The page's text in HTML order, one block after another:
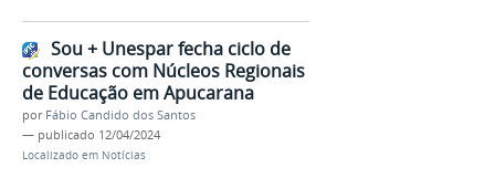
Sou + Unespar fecha ciclo de
conversas com Núcleos Regionais
de Educação em Apucarana
por Fábio Candido dos Santos
— publicado 12/04/2024
Localizado em Notícias